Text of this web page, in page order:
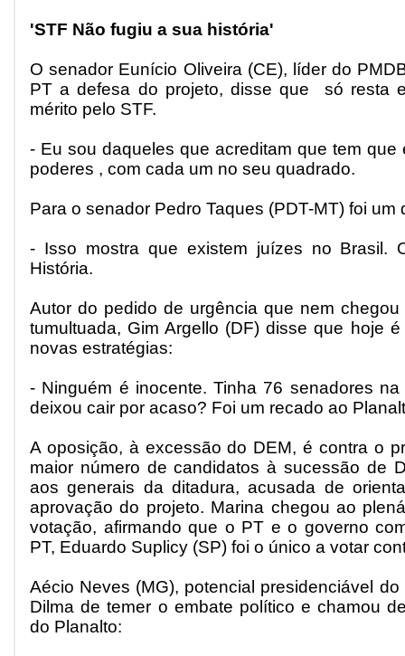
'STF Não fugiu a sua história'
O senador Eunício Oliveira (CE), líder do
PT a defesa do projeto, disse que só resta
mérito pelo STF.
- Eu sou daqueles que acreditam que tem que
poderes , com cada um no seu quadrado.
Para o senador Pedro Taques (PDT-MT) foi um
- Isso mostra que existem juízes no Brasil.
História.
Autor do pedido de urgência que nem
tumultuada, Gim Argello (DF) disse que hoje
novas estratégias:
- Ninguém é inocente. Tinha 76 senadores
deixou cair por acaso? Foi um recado ao
A oposição, à excessão do DEM, é contra o
maior número de candidatos à sucessão de
aos generais da ditadura, acusada de
aprovação do projeto. Marina chegou ao
votação, afirmando que o PT e o governo
PT, Eduardo Suplicy (SP) foi o único a votar
Aécio Neves (MG), potencial presidenciável
Dilma de temer o embate político e chamou
do Planalto: